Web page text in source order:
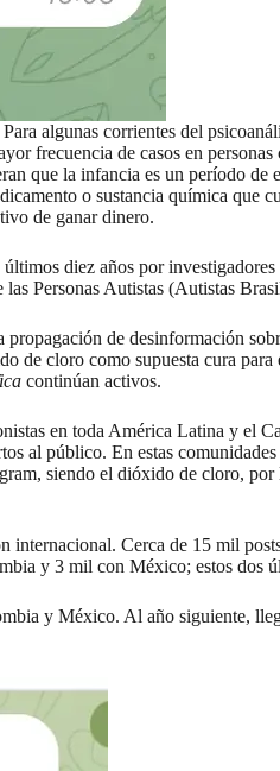
algunas corrientes del
frecuencia de casos en personas
que la infancia es un período
o sustancia química que
de ganar dinero.
diez años por
Personas Autistas (Autistas
de desinformación
cloro como supuesta cura para
continúan activos.
en toda América Latina y el
al público. En estas
siendo el dióxido de cloro,
Cerca de 15 mil
y 3 mil con México; estos dos
y México. Al año siguiente,